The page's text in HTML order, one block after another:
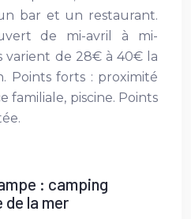
bar et un restaurant.
de mi-avril à mi-
varient de 28€ à 40€ la
Points forts : proximité
familiale, piscine. Points
: camping
la mer